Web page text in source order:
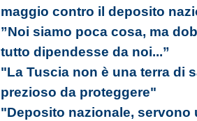
maggio contro il deposito
”Noi siamo poca cosa, ma
tutto dipendesse da noi...”
"La Tuscia non è una terra di
prezioso da proteggere"
"Deposito nazionale,